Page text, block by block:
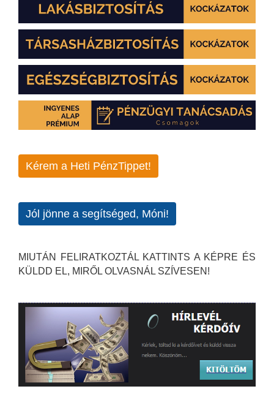
Kérem a Heti PénzTippet!
Jól jönne a segítséged, Móni!
MIUTÁN FELIRATKOZTÁL KATTINTS A KÉPRE ÉS
KÜLDD EL, MIRŐL OLVASNÁL SZÍVESEN!